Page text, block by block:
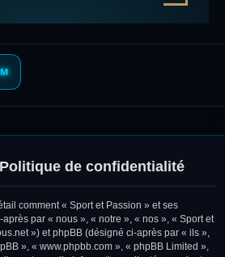
de confidentialité
comment « Sport et Passion » et ses
par « nous », « notre », « nos », « Sport et
») et phpBB (désigné ci-après par « ils »,
», « www.phpbb.com », « phpBB Limited »,